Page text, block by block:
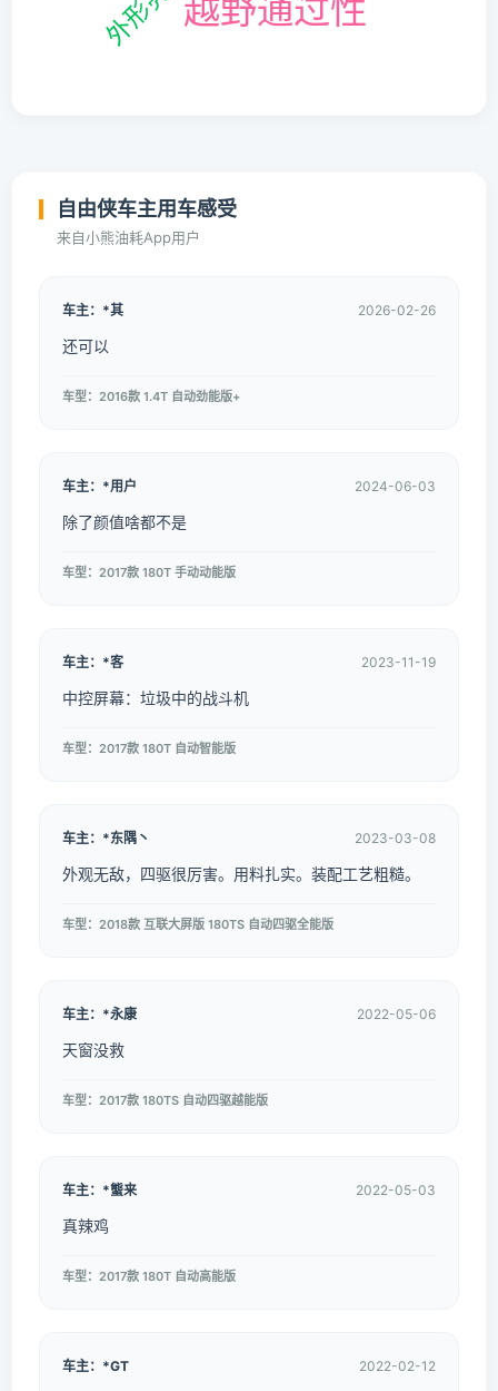
自由侠车主用车感受
来自小熊油耗App用户
车主：*其 2026-02-26
还可以
车型：2016款 1.4T 自动劲能版+
车主：*用户 2024-06-03
除了颜值啥都不是
车型：2017款 180T 手动动能版
车主：*客 2023-11-19
中控屏幕：垃圾中的战斗机
车型：2017款 180T 自动智能版
车主：*东隅丶 2023-03-08
外观无敌，四驱很厉害。用料扎实。装配工艺粗糙。
车型：2018款 互联大屏版 180TS 自动四驱全能版
车主：*永康 2022-05-06
天窗没救
车型：2017款 180TS 自动四驱越能版
车主：*螚来 2022-05-03
真辣鸡
车型：2017款 180T 自动高能版
车主：*GT 2022-02-12